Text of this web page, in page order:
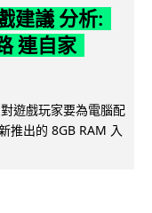
建議 分析:
連自家
遊戲玩家要為電腦配
推出的 8GB RAM 入